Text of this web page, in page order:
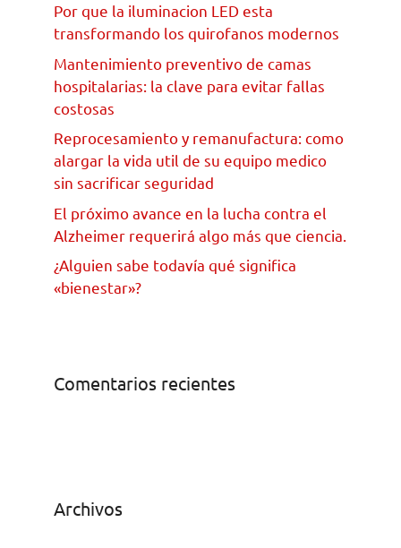
Por que la iluminacion LED esta
transformando los quirofanos modernos
Mantenimiento preventivo de camas
hospitalarias: la clave para evitar fallas
costosas
Reprocesamiento y remanufactura: como
alargar la vida util de su equipo medico
sin sacrificar seguridad
El próximo avance en la lucha contra el
Alzheimer requerirá algo más que ciencia.
¿Alguien sabe todavía qué significa
«bienestar»?
Comentarios recientes
Archivos